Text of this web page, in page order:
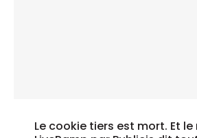
Le cookie tiers est mort. Et